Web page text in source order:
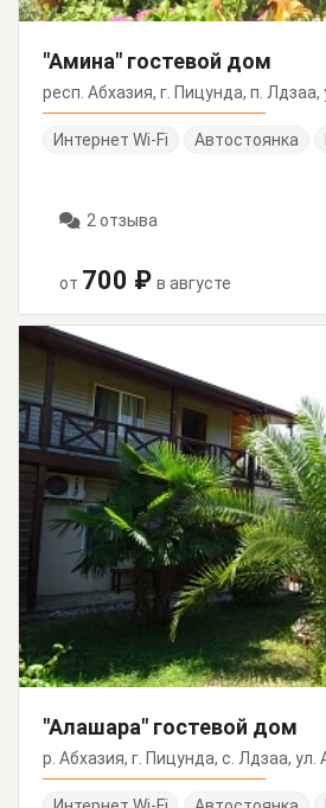
"Амина" гостевой дом
респ. Абхазия, г. Пицунда, п.
Интернет Wi-Fi Автостоянка
2 отзыва
от 700 ₽ в августе
"Алашара" гостевой дом
р. Абхазия, г. Пицунда, с. Лдзаа, ул.